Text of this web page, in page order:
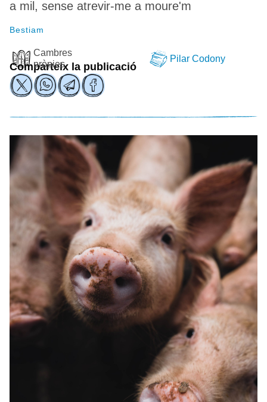
a mil, sense atrevir-me a moure'm
Bestiam
Cambres
pròpies
Pilar Codony
Comparteix la publicació